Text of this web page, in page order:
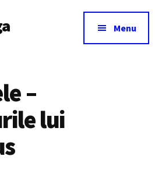
Menu
–
lui